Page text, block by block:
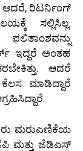
ಆದರೆ, ರಿಟರ್ನಿಂಗ್
ಸಲ್ಲಿಸಿಲ್ಲ.
ಇದ್ದರೆ ಅಂತಹ
ಆದರೆ
ಮಾಡಿದ್ದಾರೆ
ಮರುಎಣಿಕೆಯ
ಮತ್ತು ಜೆಡಿಎಸ್